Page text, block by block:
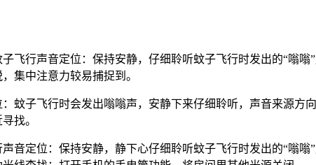
飞行声音定位：保持安静，仔细聆听蚊子飞行时发出的“嗡
集中注意力较易捕捉到。
蚊子飞行时会发出嗡嗡声，安静下来仔细聆听，声音来源方
找。
音定位：保持安静，静下心仔细聆听蚊子飞行时发出的“嗡